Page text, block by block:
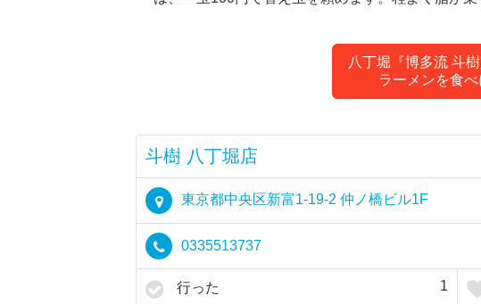
八丁堀『博多流 斗
ラーメンを食べ
斗樹 八丁堀店
東京都中央区新富1-19-2 仲ノ橋ビル1F
0335513737
行った 1